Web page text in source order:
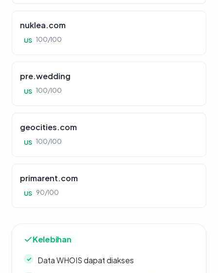
nuklea.com
US 100/100
pre.wedding
US 100/100
geocities.com
US 100/100
primarent.com
US 90/100
Kelebihan
Data WHOIS dapat diakses